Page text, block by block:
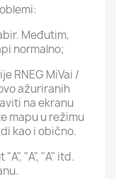
Međutim,
normalno;
RNEG MiVai /
ažuriranih
na ekranu
mapu u režimu
kao i obično.
"A", "A" itd.